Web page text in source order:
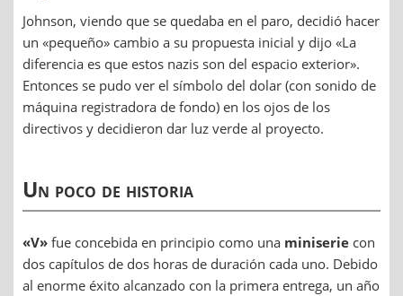
Johnson, viendo que se quedaba en el paro, decidió hacer
un «pequeño» cambio a su propuesta inicial y dijo «La
diferencia es que estos nazis son del espacio exterior».
Entonces se pudo ver el símbolo del dolar (con sonido de
máquina registradora de fondo) en los ojos de los
directivos y decidieron dar luz verde al proyecto.
Un poco de historia
«V» fue concebida en principio como una miniserie con
dos capítulos de dos horas de duración cada uno. Debido
al enorme éxito alcanzado con la primera entrega, un año